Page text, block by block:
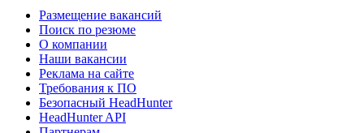
Размещение вакансий
Поиск по резюме
О компании
Наши вакансии
Реклама на сайте
Требования к ПО
Безопасный HeadHunter
HeadHunter API